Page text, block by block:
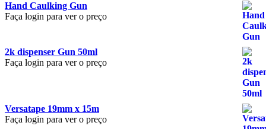
Hand Caulking Gun
Faça login para ver o preço
2k dispenser Gun 50ml
Faça login para ver o preço
Versatape 19mm x 15m
Faça login para ver o preço